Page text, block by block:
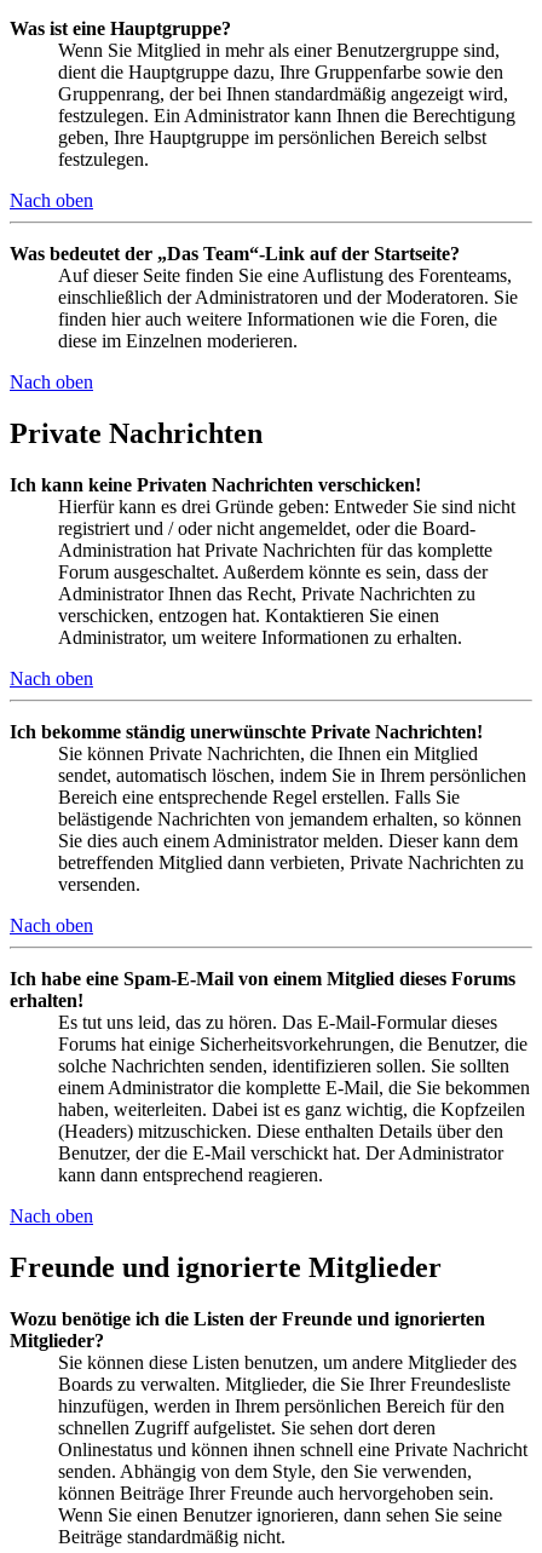
Was ist eine Hauptgruppe?
Wenn Sie Mitglied in mehr als einer Benutzergruppe sind,
dient die Hauptgruppe dazu, Ihre Gruppenfarbe sowie den
Gruppenrang, der bei Ihnen standardmäßig angezeigt wird,
festzulegen. Ein Administrator kann Ihnen die Berechtigung
geben, Ihre Hauptgruppe im persönlichen Bereich selbst
festzulegen.
Nach oben
Was bedeutet der „Das Team“-Link auf der Startseite?
Auf dieser Seite finden Sie eine Auflistung des Forenteams,
einschließlich der Administratoren und der Moderatoren. Sie
finden hier auch weitere Informationen wie die Foren, die
diese im Einzelnen moderieren.
Nach oben
Private Nachrichten
Ich kann keine Privaten Nachrichten verschicken!
Hierfür kann es drei Gründe geben: Entweder Sie sind nicht
registriert und / oder nicht angemeldet, oder die Board-
Administration hat Private Nachrichten für das komplette
Forum ausgeschaltet. Außerdem könnte es sein, dass der
Administrator Ihnen das Recht, Private Nachrichten zu
verschicken, entzogen hat. Kontaktieren Sie einen
Administrator, um weitere Informationen zu erhalten.
Nach oben
Ich bekomme ständig unerwünschte Private Nachrichten!
Sie können Private Nachrichten, die Ihnen ein Mitglied
sendet, automatisch löschen, indem Sie in Ihrem persönlichen
Bereich eine entsprechende Regel erstellen. Falls Sie
belästigende Nachrichten von jemandem erhalten, so können
Sie dies auch einem Administrator melden. Dieser kann dem
betreffenden Mitglied dann verbieten, Private Nachrichten zu
versenden.
Nach oben
Ich habe eine Spam-E-Mail von einem Mitglied dieses Forums
erhalten!
Es tut uns leid, das zu hören. Das E-Mail-Formular dieses
Forums hat einige Sicherheitsvorkehrungen, die Benutzer, die
solche Nachrichten senden, identifizieren sollen. Sie sollten
einem Administrator die komplette E-Mail, die Sie bekommen
haben, weiterleiten. Dabei ist es ganz wichtig, die Kopfzeilen
(Headers) mitzuschicken. Diese enthalten Details über den
Benutzer, der die E-Mail verschickt hat. Der Administrator
kann dann entsprechend reagieren.
Nach oben
Freunde und ignorierte Mitglieder
Wozu benötige ich die Listen der Freunde und ignorierten
Mitglieder?
Sie können diese Listen benutzen, um andere Mitglieder des
Boards zu verwalten. Mitglieder, die Sie Ihrer Freundesliste
hinzufügen, werden in Ihrem persönlichen Bereich für den
schnellen Zugriff aufgelistet. Sie sehen dort deren
Onlinestatus und können ihnen schnell eine Private Nachricht
senden. Abhängig von dem Style, den Sie verwenden,
können Beiträge Ihrer Freunde auch hervorgehoben sein.
Wenn Sie einen Benutzer ignorieren, dann sehen Sie seine
Beiträge standardmäßig nicht.